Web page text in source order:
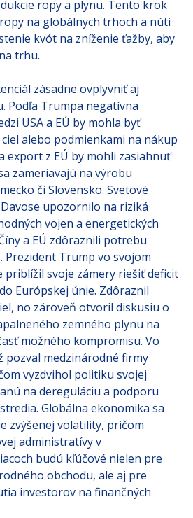
ropy a plynu. Tento krok
na globálnych trhoch a núti
kvót na zníženie ťažby, aby
trhu.
zásadne ovplyvniť aj
Podľa Trumpa negatívna
USA a EÚ by mohla byť
alebo podmienkami na nákup
export z EÚ by mohli zasiahnuť
zameriavajú na výrobu
či Slovensko. Svetové
upozornilo na riziká
vojen a energetických
a EÚ zdôraznili potrebu
Prezident Trump vo svojom
svoje zámery riešiť deficit
Európskej únie. Zdôraznil
no zároveň otvoril diskusiu o
zemného plynu na
možného kompromisu. Vo
pozval medzinárodné firmy
vyzdvihol politiku svojej
na dereguláciu a podporu
Globálna ekonomika sa
zvýšenej volatility, pričom
administratívy v
budú kľúčové nielen pre
obchodu, ale aj pre
investorov na finančných